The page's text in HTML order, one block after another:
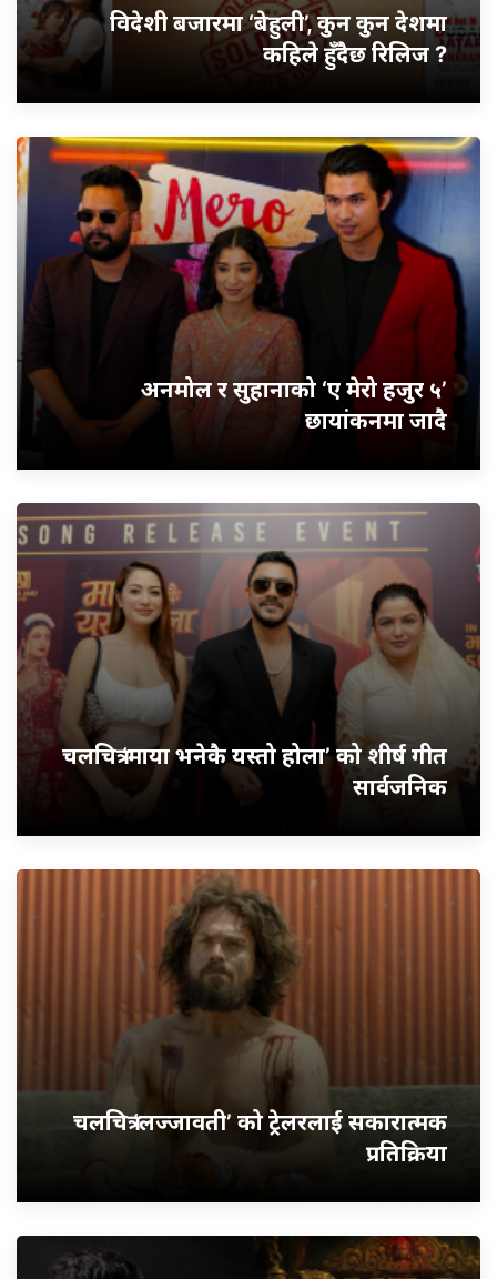
विदेशी बजारमा ‘बेहुली’, कुन कुन देशमा
कहिले हुँदैछ रिलिज ?
अनमोल र सुहानाको ‘ए मेरो हजुर ५’
छायांकनमा जादै
चलचित्र ‘माया भनेकै यस्तो होला’ को शीर्ष गीत
सार्वजनिक
चलचित्र ‘लज्जावती’ को ट्रेलरलाई सकारात्मक
प्रतिक्रिया